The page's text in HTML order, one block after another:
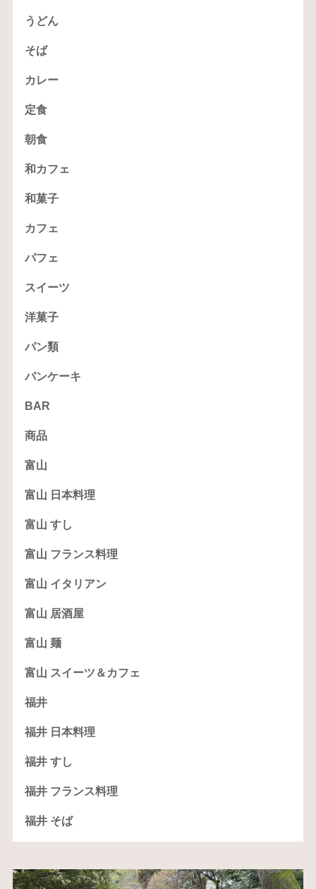
うどん
そば
カレー
定食
朝食
和カフェ
和菓子
カフェ
パフェ
スイーツ
洋菓子
パン類
パンケーキ
BAR
商品
富山
富山 日本料理
富山 すし
富山 フランス料理
富山 イタリアン
富山 居酒屋
富山 麺
富山 スイーツ＆カフェ
福井
福井 日本料理
福井 すし
福井 フランス料理
福井 そば